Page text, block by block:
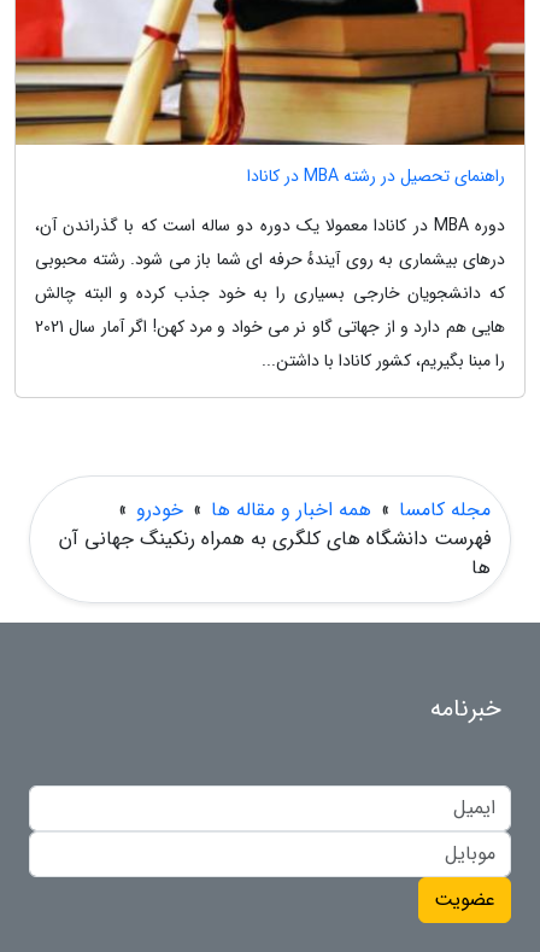
راهنمای تحصیل در رشته MBA در کانادا
دوره MBA در کانادا معمولا یک دوره دو ساله است که با گذراندن آن،
درهای بیشماری به روی آیندهٔ حرفه ای شما باز می شود. رشته محبوبی
که دانشجویان خارجی بسیاری را به خود جذب کرده و البته چالش
هایی هم دارد و از جهاتی گاو نر می خواد و مرد کهن! اگر آمار سال 2021
را مبنا بگیریم، کشور کانادا با داشتن...
مجله کامسا » همه اخبار و مقاله ها » خودرو »
فهرست دانشگاه های کلگری به همراه رنکینگ جهانی آن
ها
خبرنامه
عضویت